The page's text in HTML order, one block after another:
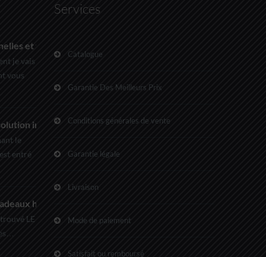
et taillées sur mesure pour améliorer la gestion de l’eau
je vais
vous
intelligente à portée de tous !
le
entré
hi-Tech pour toujours plus d’économies !
LE
Services
Catalogue
Garantie Des Meilleurs Prix
Conditions générales de vente
Garantie légale
Livraison
Mode de paiement
Satisfait ou remboursé